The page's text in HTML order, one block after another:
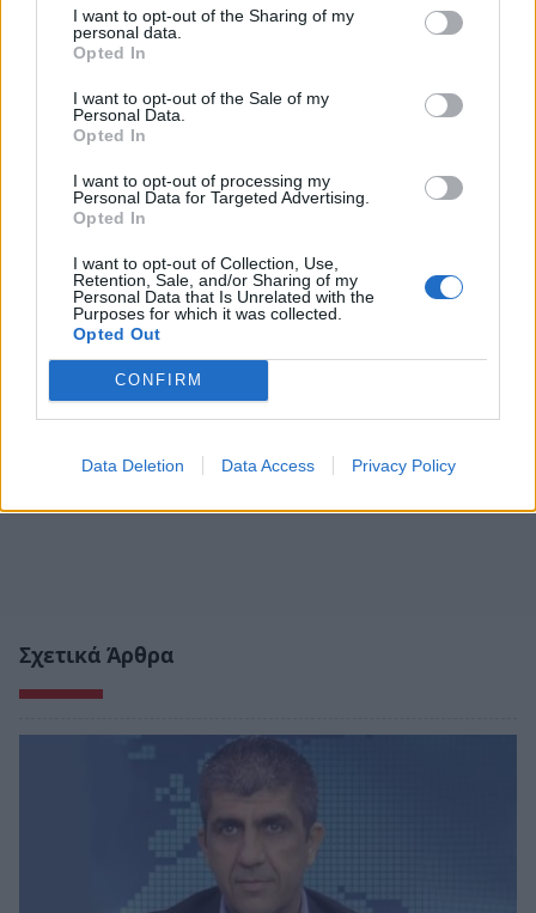
I want to opt-out of the Sharing of my
personal data.
Opted In
I want to opt-out of the Sale of my
Personal Data.
Opted In
I want to opt-out of processing my
Personal Data for Targeted Advertising.
Opted In
I want to opt-out of Collection, Use,
Retention, Sale, and/or Sharing of my
Personal Data that Is Unrelated with the
Purposes for which it was collected.
Opted Out
CONFIRM
Data Deletion Data Access Privacy Policy
Σχετικά Άρθρα